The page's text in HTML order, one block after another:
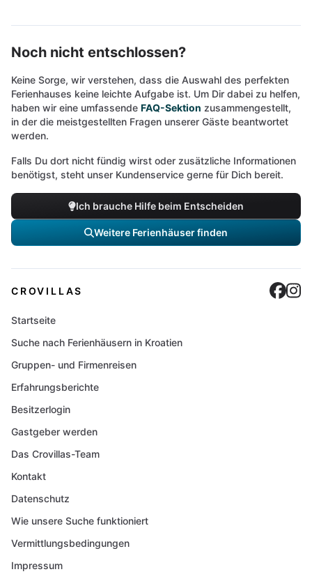
Noch nicht entschlossen?
Keine Sorge, wir verstehen, dass die Auswahl des perfekten
Ferienhauses keine leichte Aufgabe ist. Um Dir dabei zu helfen,
haben wir eine umfassende FAQ-Sektion zusammengestellt,
in der die meistgestellten Fragen unserer Gäste beantwortet
werden.
Falls Du dort nicht fündig wirst oder zusätzliche Informationen
benötigst, steht unser Kundenservice gerne für Dich bereit.
Ich brauche Hilfe beim Entscheiden
Weitere Ferienhäuser finden
CROVILLAS
Startseite
Suche nach Ferienhäusern in Kroatien
Gruppen- und Firmenreisen
Erfahrungsberichte
Besitzerlogin
Gastgeber werden
Das Crovillas-Team
Kontakt
Datenschutz
Wie unsere Suche funktioniert
Vermittlungsbedingungen
Impressum